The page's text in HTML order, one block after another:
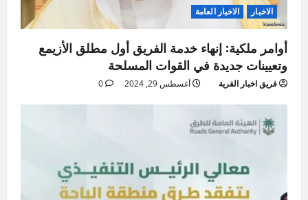
الاخبار الاخبار العامة
أوامر ملكية: إنهاء خدمة الفريق أول مطلق الأزيمع
وتعيينات جديدة في القوات المسلحة
فريق اخبار القرية أغسطس 29, 2024 0